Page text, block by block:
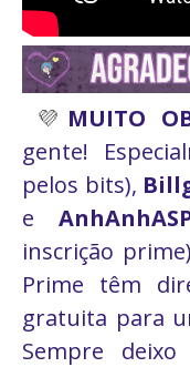
💜 MUITO
gente!
pelos bits),
e
inscrição
Prime têm
gratuita para
Sempre